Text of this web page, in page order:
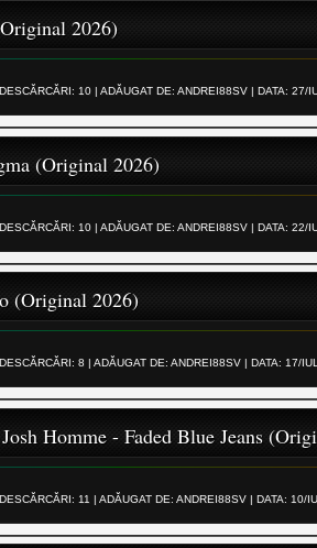
2026)
DESCĂRCĂRI: 10 | ADĂUGAT DE: ANDREI88SV | DATA: 27/
(Original 2026)
DESCĂRCĂRI: 10 | ADĂUGAT DE: ANDREI88SV | DATA: 22/
(Original 2026)
DESCĂRCĂRI: 8 | ADĂUGAT DE: ANDREI88SV | DATA: 17/
Homme - Faded Blue Jeans
DESCĂRCĂRI: 11 | ADĂUGAT DE: ANDREI88SV | DATA: 10/